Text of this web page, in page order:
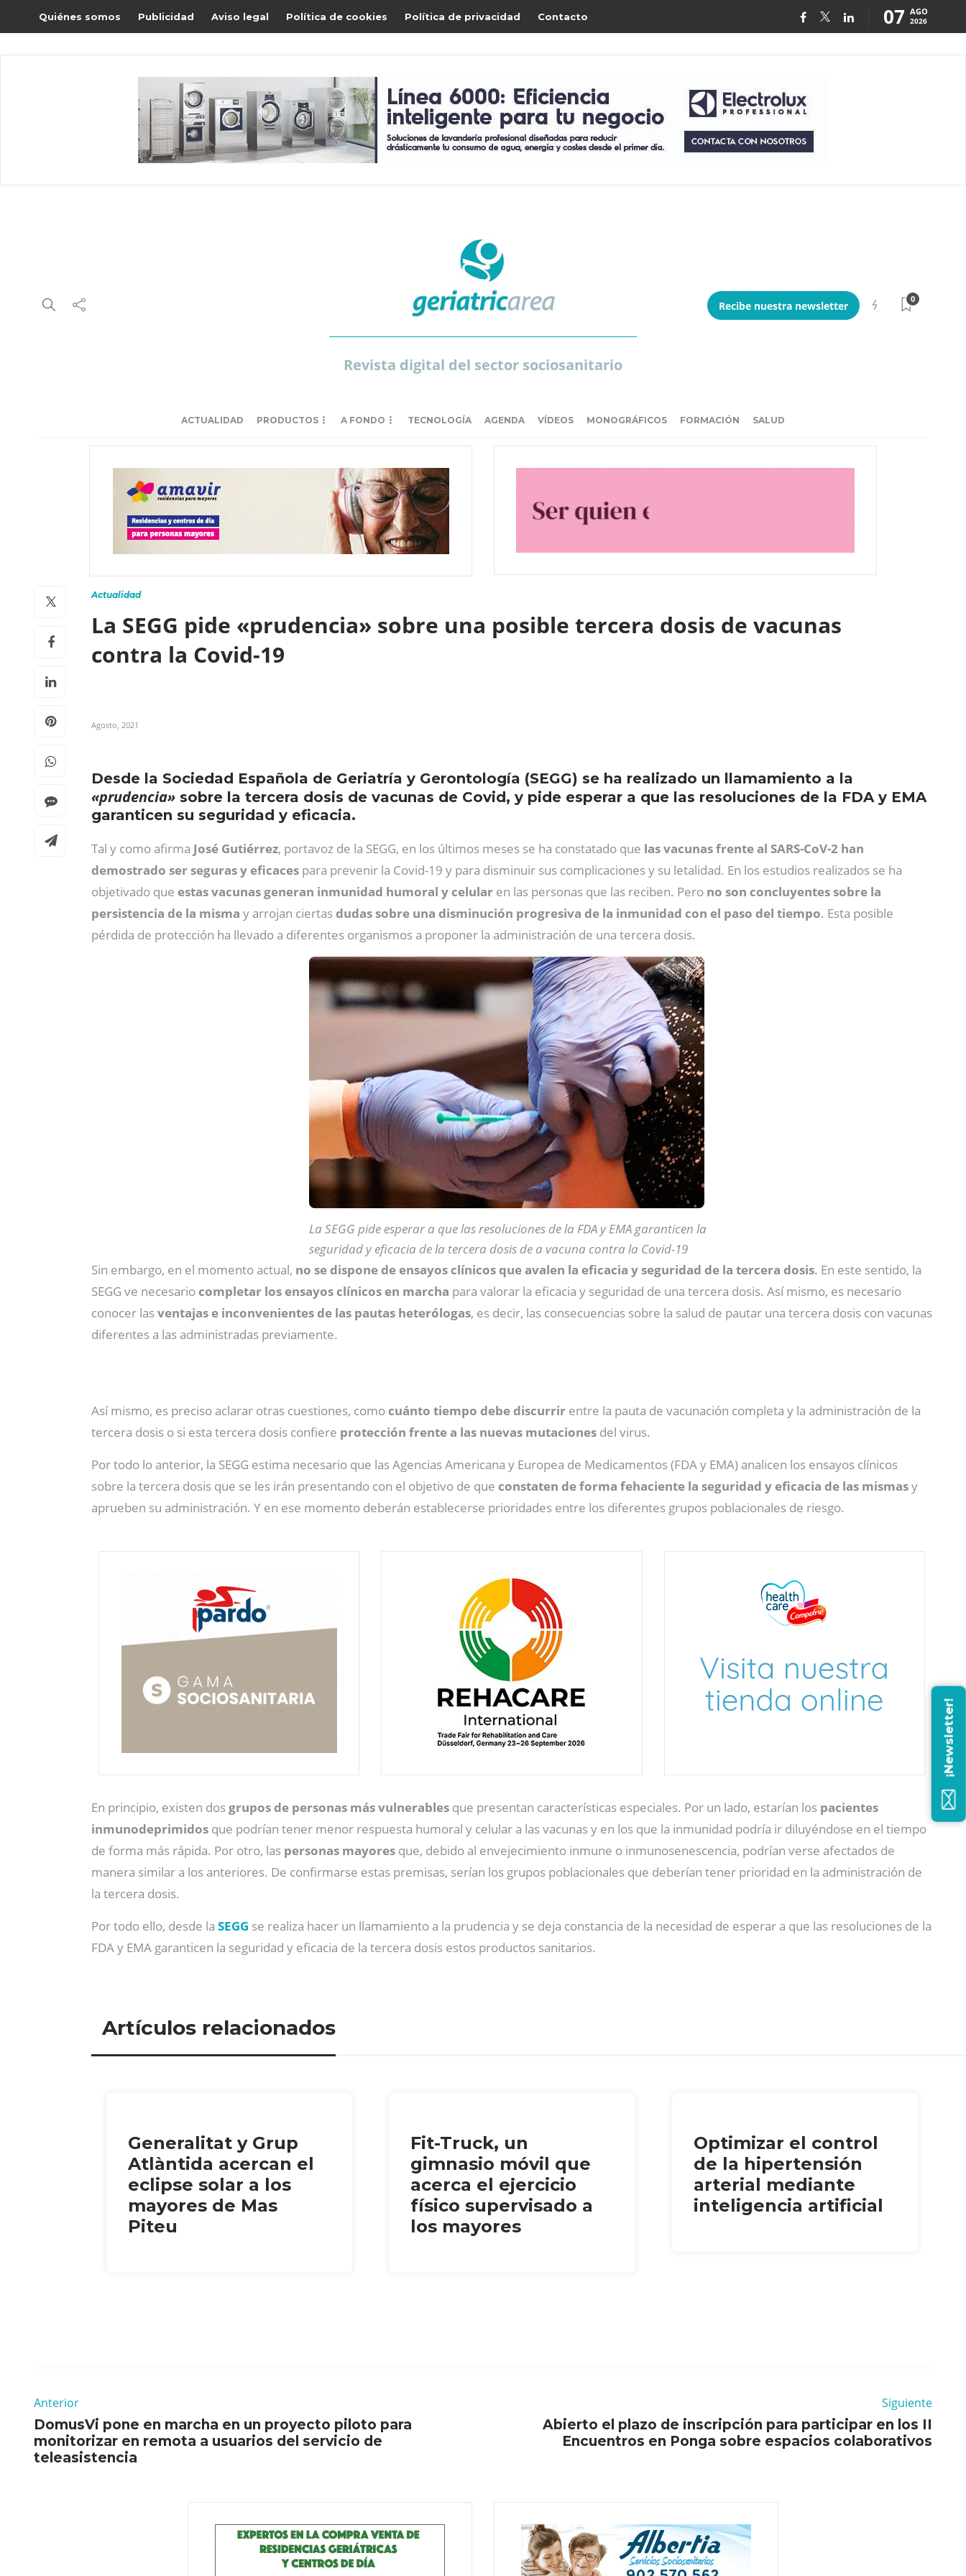
Quiénes somos Publicidad Aviso legal Política de cookies Política de privacidad Contacto 07 AGO
2026
Revista digital del sector sociosanitario
Recibe nuestra newsletter
0
ACTUALIDAD PRODUCTOS A FONDO TECNOLOGÍA AGENDA VÍDEOS MONOGRÁFICOS FORMACIÓN SALUD
Actualidad
La SEGG pide «prudencia» sobre una posible tercera dosis de vacunas
contra la Covid-19
Agosto, 2021
Desde la Sociedad Española de Geriatría y Gerontología (SEGG) se ha realizado un llamamiento a la
«prudencia» sobre la tercera dosis de vacunas de Covid, y pide esperar a que las resoluciones de la FDA y EMA
garanticen su seguridad y eficacia.
Tal y como afirma José Gutiérrez, portavoz de la SEGG, en los últimos meses se ha constatado que las vacunas frente al SARS-CoV-2 han
demostrado ser seguras y eficaces para prevenir la Covid-19 y para disminuir sus complicaciones y su letalidad. En los estudios realizados se ha
objetivado que estas vacunas generan inmunidad humoral y celular en las personas que las reciben. Pero no son concluyentes sobre la
persistencia de la misma y arrojan ciertas dudas sobre una disminución progresiva de la inmunidad con el paso del tiempo. Esta posible
pérdida de protección ha llevado a diferentes organismos a proponer la administración de una tercera dosis.
La SEGG pide esperar a que las resoluciones de la FDA y EMA garanticen la
seguridad y eficacia de la tercera dosis de a vacuna contra la Covid-19
Sin embargo, en el momento actual, no se dispone de ensayos clínicos que avalen la eficacia y seguridad de la tercera dosis. En este sentido, la
SEGG ve necesariocompletar los ensayos clínicos en marcha para valorar la eficacia y seguridad de una tercera dosis. Así mismo, es necesario
conocer lasventajas e inconvenientes de las pautas heterólogas, es decir, las consecuencias sobre la salud de pautar una tercera dosis con vacunas
diferentes a las administradas previamente.
Así mismo, es preciso aclarar otras cuestiones, comocuánto tiempo debe discurrir entre la pauta de vacunación completa y la administración de la
tercera dosis o si esta tercera dosis confiere protección frente a las nuevas mutaciones del virus.
Por todo lo anterior, la SEGG estima necesario que las Agencias Americana y Europea de Medicamentos (FDA y EMA) analicen los ensayos clínicos
sobre la tercera dosis que se les irán presentando con el objetivo de que constaten de forma fehaciente la seguridad y eficacia de las mismasy
aprueben su administración. Y en ese momento deberán establecerse prioridades entre los diferentes grupos poblacionales de riesgo.
En principio, existen dos grupos de personas más vulnerables que presentan características especiales. Por un lado, estarían los pacientes
inmunodeprimidos que podrían tener menor respuesta humoral y celular a las vacunas y en los que la inmunidad podría ir diluyéndose en el tiempo
de forma más rápida. Por otro, las personas mayores que, debido al envejecimiento inmune o inmunosenescencia, podrían verse afectados de
manera similar a los anteriores. De confirmarse estas premisas, serían los grupos poblacionales que deberían tener prioridad en la administración de
la tercera dosis.
Por todo ello, desde la SEGG se realiza hacer un llamamiento a la prudencia y se deja constancia de la necesidad de esperar a que las resoluciones de la
FDA y EMA garanticen la seguridad y eficacia de la tercera dosis estos productos sanitarios.
Artículos relacionados
Generalitat y Grup
Atlàntida acercan el
eclipse solar a los
mayores de Mas
Piteu
Fit-Truck, un
gimnasio móvil que
acerca el ejercicio
físico supervisado a
los mayores
Optimizar el control
de la hipertensión
arterial mediante
inteligencia artificial
Anterior
DomusVi pone en marcha en un proyecto piloto para
monitorizar en remota a usuarios del servicio de
teleasistencia
Siguiente
Abierto el plazo de inscripción para participar en los II
Encuentros en Ponga sobre espacios colaborativos
¡Newsletter!